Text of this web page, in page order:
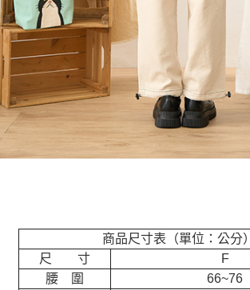
商品尺寸表（單位：公分）
尺 寸
F
腰 圍
66~76